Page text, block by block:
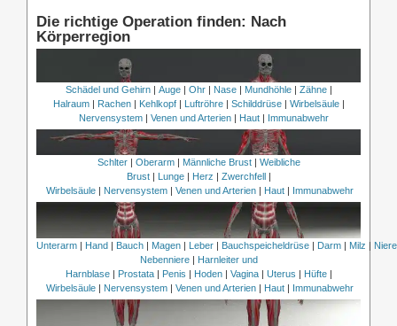
Die richtige Operation finden: Nach
Körperregion
Schädel und Gehirn| Auge| Ohr| Nase| Mundhöhle| Zähne|
Halraum| Rachen| Kehlkopf| Luftröhre| Schilddrüse| Wirbelsäule|
Nervensystem | Venen und Arterien | Haut | Immunabwehr
Schlter| Oberarm| Männliche Brust| Weibliche
Brust| Lunge| Herz | Zwerchfell|
Wirbelsäule | Nervensystem | Venen und Arterien | Haut | Immunabwehr
Unterarm| Hand| Bauch| Magen| Leber| Bauchspeicheldrüse| Darm| Milz |
Nebenniere| Harnleiter und
Harnblase| Prostata| Penis | Hoden| Vagina| Uterus | Hüfte|
Wirbelsäule | Nervensystem | Venen und Arterien | Haut | Immunabwehr